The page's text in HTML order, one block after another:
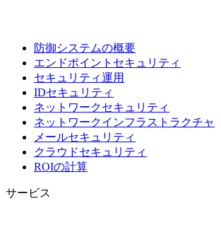
防御システムの概要
エンドポイントセキュリティ
セキュリティ運用
IDセキュリティ
ネットワークセキュリティ
ネットワークインフラストラクチャ
メールセキュリティ
クラウドセキュリティ
ROIの計算
サービス